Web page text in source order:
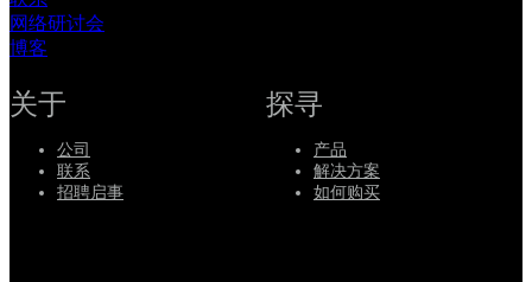
应
商
网络研讨会
博客
关于
公司
联系
招聘启事
探寻
产品
解决方案
如何购买